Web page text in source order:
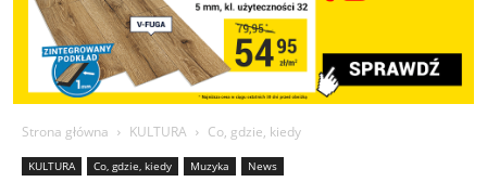
Strona główna KULTURA Co, gdzie, kiedy
KULTURA Co, gdzie, kiedy Muzyka News